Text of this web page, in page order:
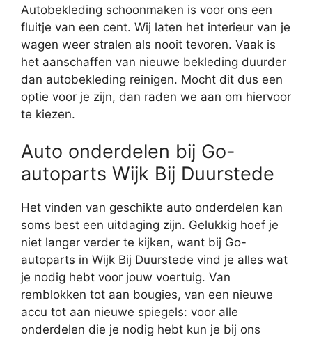
Autobekleding schoonmaken is voor ons een
fluitje van een cent. Wij laten het interieur van je
wagen weer stralen als nooit tevoren. Vaak is
het aanschaffen van nieuwe bekleding duurder
dan autobekleding reinigen. Mocht dit dus een
optie voor je zijn, dan raden we aan om hiervoor
te kiezen.
Auto onderdelen bij Go-
autoparts Wijk Bij Duurstede
Het vinden van geschikte auto onderdelen kan
soms best een uitdaging zijn. Gelukkig hoef je
niet langer verder te kijken, want bij Go-
autoparts in Wijk Bij Duurstede vind je alles wat
je nodig hebt voor jouw voertuig. Van
remblokken tot aan bougies, van een nieuwe
accu tot aan nieuwe spiegels: voor alle
onderdelen die je nodig hebt kun je bij ons